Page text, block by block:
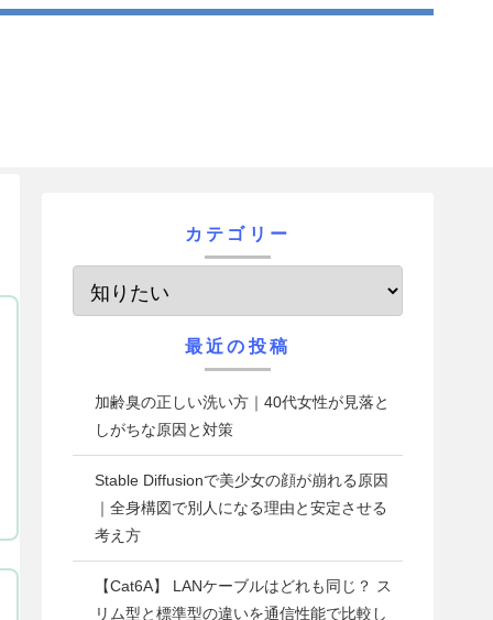
カテゴリー
最近の投稿
加齢臭の正しい洗い方｜40代女性が見落と
しがちな原因と対策
Stable Diffusionで美少女の顔が崩れる原因
｜全身構図で別人になる理由と安定させる
考え方
【Cat6A】 LANケーブルはどれも同じ？ ス
リム型と標準型の違いを通信性能で比較し